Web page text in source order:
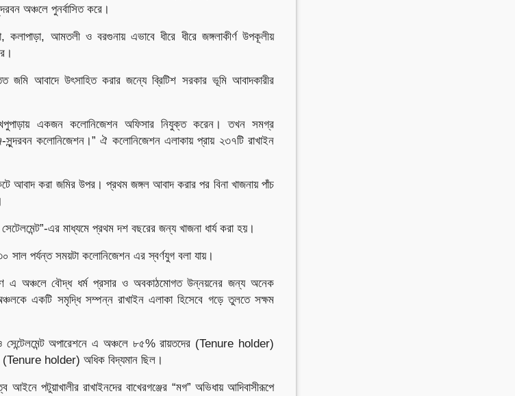
অঞ্চলে পুনর্বাসিত করে।
কলাপাড়া, আমতলী ও বরগুনায় এভাবে ধীরে ধীরে জঙ্গলাকীর্ণ উপকূলীয়
জমি আবাদে উৎসাহিত করার জন্যে ব্রিটিশ সরকার ভূমি আবাদকারীর
খেপুপাড়ায় একজন কলোনিজেশন অফিসার নিযুক্ত করেন। তখন সমগ্র
সুন্দরবন কলোনিজেশন।” ঐ কলোনিজেশন এলাকায় প্রায় ২৩৭টি রাখাইন
আবাদ করা জমির উপর। প্রথম জঙ্গল আবাদ করার পর বিনা খাজনায় পাঁচ
সেটেলমেন্ট”-এর মাধ্যমে প্রথম দশ বছরের জন্য খাজনা ধার্য করা হয়।
সাল পর্যন্ত সময়টা কলোনিজেশন এর স্বর্ণযুগ বলা যায়।
এ অঞ্চলে বৌদ্ধ ধর্ম প্রসার ও অবকাঠমোগত উন্নয়নের জন্য অনেক
একটি সমৃদ্ধি সম্পন্ন রাখাইন এলাকা হিসেবে গড়ে তুলতে সক্ষম
সেন্টেলমেন্ট অপারেশনে এ অঞ্চলে ৮৫% রায়তদের (Tenure holder)
(Tenure holder) অধিক বিদ্যমান ছিল।
আইনে পটুয়াখালীর রাখাইনদের বাখেরগঞ্জের “মগ” অভিধায় আদিবাসীরূপে